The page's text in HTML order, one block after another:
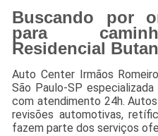
Buscando por
para
Residencial
Auto Center Irmãos
São Paulo-SP
com atendimento 24h.
revisões automotivas,
fazem parte dos serviços